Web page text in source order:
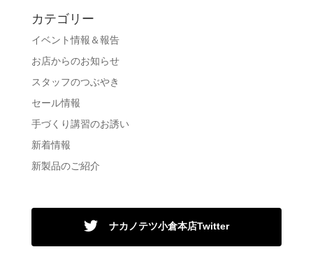
カテゴリー
イベント情報＆報告
お店からのお知らせ
スタッフのつぶやき
セール情報
手づくり講習のお誘い
新着情報
新製品のご紹介
ナカノテツ小倉本店Twitter